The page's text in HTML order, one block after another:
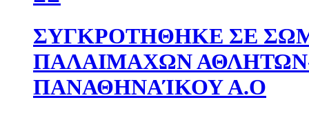
ΣΥΓΚΡΟΤΗΘΗΚΕ ΣΕ
ΠΑΛΑΙΜΑΧΩΝ
ΠΑΝΑΘΗΝΑΊΚΟΥ Α.Ο